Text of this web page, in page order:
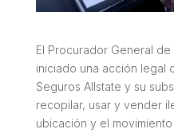
El Procurador General de
iniciado una acción legal
Seguros Allstate y su
recopilar, usar y vender
ubicación y el